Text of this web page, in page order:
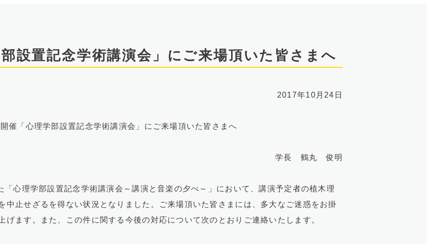
設置記念学術講演会」にご来場頂いた皆さまへ
2017年10月24日
催「心理学部設置記念学術講演会」にご来場頂いた皆さまへ
学長 鶴丸 俊明
心理学部設置記念学術講演会～講演と音楽の夕べ～」において、講演予定者の植木理
中止せざるを得ない状況となりました。ご来場頂いた皆さまには、多大なご迷惑をお掛
げます。また、この件に関する今後の対応について次のとおりご連絡いたします。